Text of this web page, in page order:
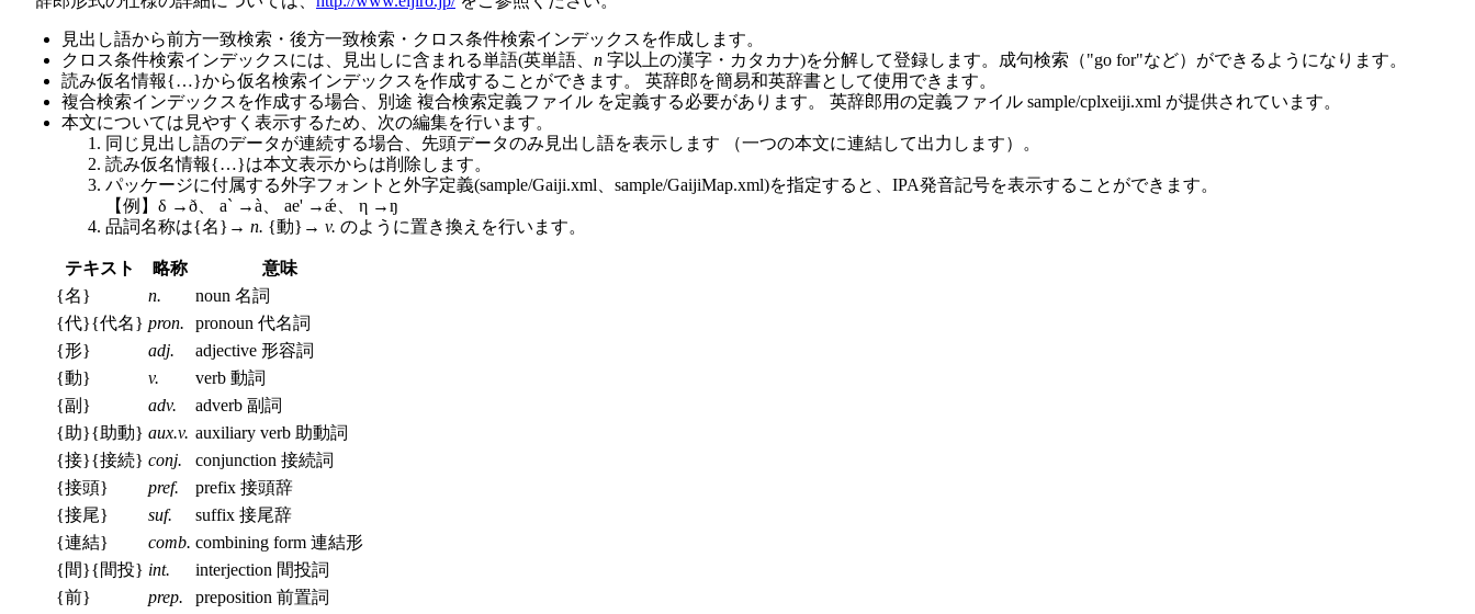
見出し語から前方一致検索・後方一致検索・クロス条件検索インデックスを作成します。
クロス条件検索インデックスには、見出しに含まれる単語(英単語、 n 字以上の漢字・カタカナ)を分解して登録します。成句検索（"go for"など）ができるようになります。
読み仮名情報{…}から仮名検索インデックスを作成することができます。 英辞郎を簡易和英辞書として使用できます。
複合検索インデックスを作成する場合、別途 複合検索定義ファイル を定義する必要があります。 英辞郎用の定義ファイル sample/cplxeiji.xml が提供されています。
本文については見やすく表示するため、次の編集を行います。
同じ見出し語のデータが連続する場合、先頭データのみ見出し語を表示します （一つの本文に連結して出力します）。
読み仮名情報{…}は本文表示からは削除します。
パッケージに付属する外字フォントと外字定義(sample/Gaiji.xml、sample/GaijiMap.xml)を指定すると、IPA発音記号を表示することができます。
【例】δ →ð、 a` →à、 ae' →ǽ、 η →ŋ
品詞名称は{名}→ n. {動}→ v. のように置き換えを行います。
テキスト 略称
意味
{名}
n.
noun 名詞
{代}{代名} pron.
pronoun 代名詞
{形}
adj.
adjective 形容詞
{動}
v.
verb 動詞
{副}
adv.
adverb 副詞
{助}{助動} aux.v. auxiliary verb 助動詞
{接}{接続} conj.
conjunction 接続詞
{接頭}
pref.
prefix 接頭辞
{接尾}
suf.
suffix 接尾辞
{連結}
comb. combining form 連結形
{間}{間投} int.
interjection 間投詞
{前}
prep. preposition 前置詞